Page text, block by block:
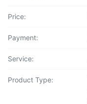
Price:
Payment:
Service:
Product Type: